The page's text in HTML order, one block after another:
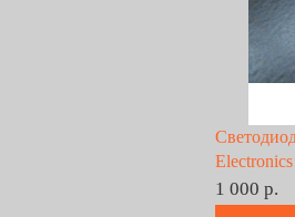
1 000 р.